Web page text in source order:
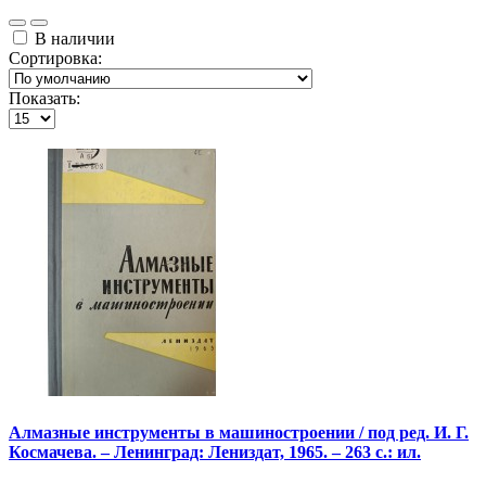
В наличии
Сортировка:
Показать:
Алмазные инструменты в машиностроении / под ред. И. Г.
Космачева. – Ленинград: Лениздат, 1965. – 263 с.: ил.